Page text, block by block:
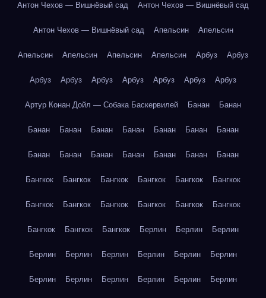
Антон Чехов — Вишнёвый сад Антон Чехов — Вишнёвый сад
Антон Чехов — Вишнёвый сад Апельсин Апельсин
Апельсин Апельсин Апельсин Апельсин Арбуз Арбуз
Арбуз Арбуз Арбуз Арбуз Арбуз Арбуз Арбуз
Артур Конан Дойл — Собака Баскервилей Банан Банан
Банан Банан Банан Банан Банан Банан Банан
Банан Банан Банан Банан Банан Банан Банан
Бангкок Бангкок Бангкок Бангкок Бангкок Бангкок
Бангкок Бангкок Бангкок Бангкок Бангкок Бангкок
Бангкок Бангкок Бангкок Берлин Берлин Берлин
Берлин Берлин Берлин Берлин Берлин Берлин
Берлин Берлин Берлин Берлин Берлин Берлин